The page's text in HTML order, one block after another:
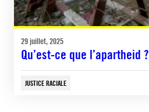
29 juillet, 2025
Qu’est-ce que l’apartheid ?
JUSTICE RACIALE